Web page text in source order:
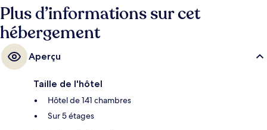
Plus d’informations sur cet
hébergement
Aperçu
Taille de l'hôtel
Hôtel de 141 chambres
Sur 5 étages